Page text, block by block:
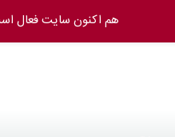
هم اکنون سایت فعال